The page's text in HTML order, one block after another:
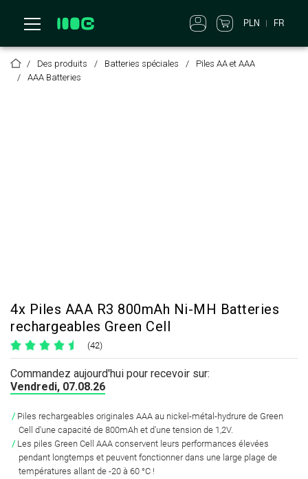
PLN FR
Des produits Batteries spéciales
Piles AA et AAA
AAA Batteries
4x Piles AAA R3 800mAh Ni-MH Batteries
rechargeables Green Cell
(42)
Commandez aujourd'hui pour recevoir sur:
Vendredi, 07.08.26
Piles rechargeables originales AAA au nickel-métal-hydrure de Green
Cell d'une capacité de 800mAh et d'une tension de 1,2V.
Les piles Green Cell AAA conservent leurs performances élevées
pendant longtemps et peuvent fonctionner dans une large plage de
températures allant de -20 à 60 °C !